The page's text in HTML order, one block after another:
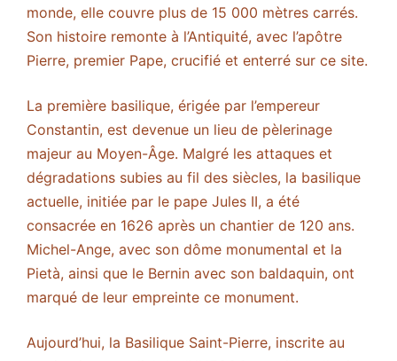
monde, elle couvre plus de 15 000 mètres carrés.
Son histoire remonte à l’Antiquité, avec l’apôtre
Pierre, premier Pape, crucifié et enterré sur ce site.
La première basilique, érigée par l’empereur
Constantin, est devenue un lieu de pèlerinage
majeur au Moyen-Âge. Malgré les attaques et
dégradations subies au fil des siècles, la basilique
actuelle, initiée par le pape Jules II, a été
consacrée en 1626 après un chantier de 120 ans.
Michel-Ange, avec son dôme monumental et la
Pietà, ainsi que le Bernin avec son baldaquin, ont
marqué de leur empreinte ce monument.
Aujourd’hui, la Basilique Saint-Pierre, inscrite au